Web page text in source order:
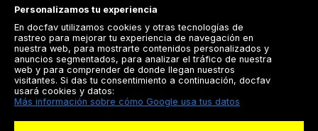
Registrarse
Docfav
Personalizamos tu experiencia
En docfav utilizamos cookies y otras tecnologías de
rastreo para mejorar tu experiencia de navegación en
nuestra web, para mostrarte contenidos personalizados y
anuncios segmentados, para analizar el tráfico de nuestra
web y para comprender de donde llegan nuestros
visitantes. Si das tu consentimiento a continuación, docfav
usará cookies y datos:
Más información sobre cómo Google usa tus datos